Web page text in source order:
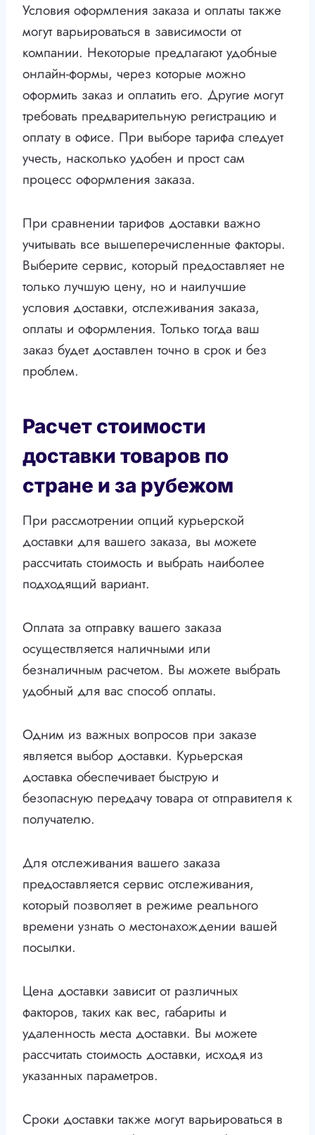
Условия оформления заказа и оплаты также
могут варьироваться в зависимости от
компании. Некоторые предлагают удобные
онлайн-формы, через которые можно
оформить заказ и оплатить его. Другие могут
требовать предварительную регистрацию и
оплату в офисе. При выборе тарифа следует
учесть, насколько удобен и прост сам
процесс оформления заказа.
При сравнении тарифов доставки важно
учитывать все вышеперечисленные факторы.
Выберите сервис, который предоставляет не
только лучшую цену, но и наилучшие
условия доставки, отслеживания заказа,
оплаты и оформления. Только тогда ваш
заказ будет доставлен точно в срок и без
проблем.
Расчет стоимости
доставки товаров по
стране и за рубежом
При рассмотрении опций курьерской
доставки для вашего заказа, вы можете
рассчитать стоимость и выбрать наиболее
подходящий вариант.
Оплата за отправку вашего заказа
осуществляется наличными или
безналичным расчетом. Вы можете выбрать
удобный для вас способ оплаты.
Одним из важных вопросов при заказе
является выбор доставки. Курьерская
доставка обеспечивает быструю и
безопасную передачу товара от отправителя к
получателю.
Для отслеживания вашего заказа
предоставляется сервис отслеживания,
который позволяет в режиме реального
времени узнать о местонахождении вашей
посылки.
Цена доставки зависит от различных
факторов, таких как вес, габариты и
удаленность места доставки. Вы можете
рассчитать стоимость доставки, исходя из
указанных параметров.
Сроки доставки также могут варьироваться в